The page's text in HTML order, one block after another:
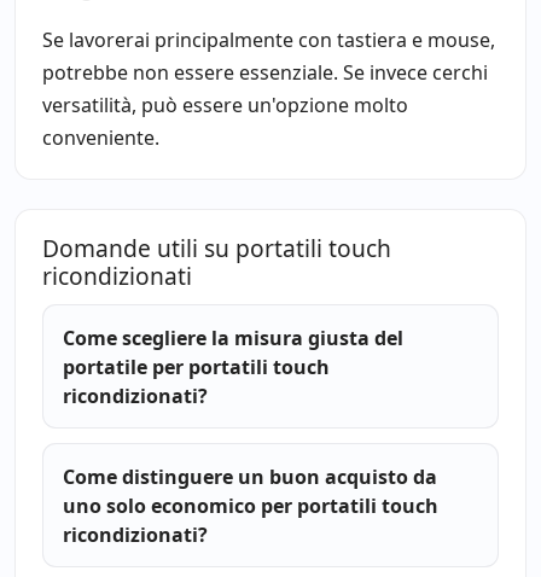
Se lavorerai principalmente con tastiera e mouse,
potrebbe non essere essenziale. Se invece cerchi
versatilità, può essere un'opzione molto
conveniente.
Domande utili su portatili touch
ricondizionati
Come scegliere la misura giusta del
portatile per portatili touch
ricondizionati?
Come distinguere un buon acquisto da
uno solo economico per portatili touch
ricondizionati?